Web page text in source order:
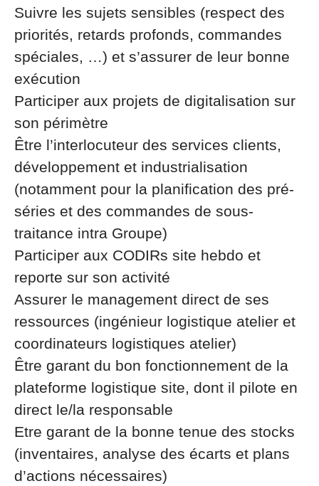
Suivre les sujets sensibles (respect des
priorités, retards profonds, commandes
spéciales, …) et s’assurer de leur bonne
exécution
Participer aux projets de digitalisation sur
son périmètre
Être l’interlocuteur des services clients,
développement et industrialisation
(notamment pour la planification des pré-
séries et des commandes de sous-
traitance intra Groupe)
Participer aux CODIRs site hebdo et
reporte sur son activité
Assurer le management direct de ses
ressources (ingénieur logistique atelier et
coordinateurs logistiques atelier)
Être garant du bon fonctionnement de la
plateforme logistique site, dont il pilote en
direct le/la responsable
Etre garant de la bonne tenue des stocks
(inventaires, analyse des écarts et plans
d’actions nécessaires)